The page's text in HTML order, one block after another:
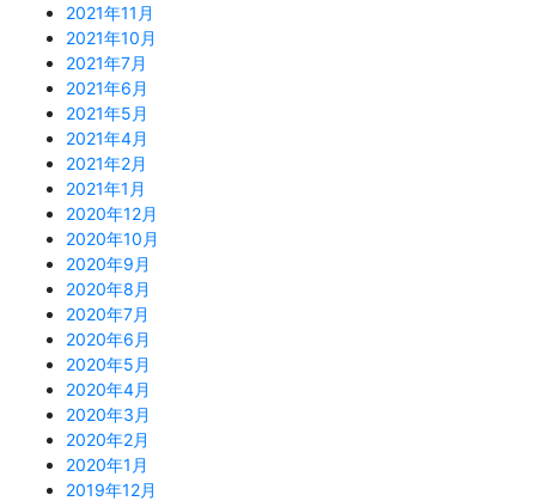
2021年11月
2021年10月
2021年7月
2021年6月
2021年5月
2021年4月
2021年2月
2021年1月
2020年12月
2020年10月
2020年9月
2020年8月
2020年7月
2020年6月
2020年5月
2020年4月
2020年3月
2020年2月
2020年1月
2019年12月